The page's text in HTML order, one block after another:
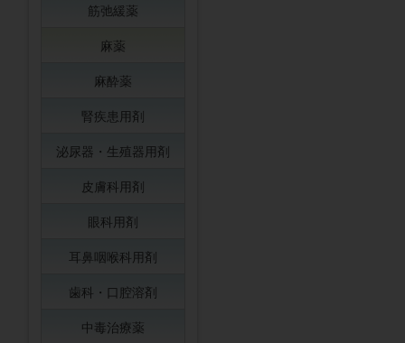
筋弛緩薬
麻薬
麻酔薬
腎疾患用剤
泌尿器・生殖器用剤
皮膚科用剤
眼科用剤
耳鼻咽喉科用剤
歯科・口腔溶剤
中毒治療薬